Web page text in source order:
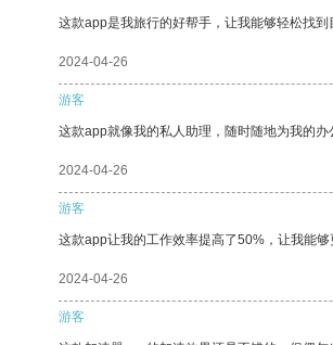
这款app是我旅行的好帮手，让我能够轻松找到
2024-04-26
游客
这款app就像我的私人助理，随时随地为我的
2024-04-26
游客
这款app让我的工作效率提高了50%，让我能
2024-04-26
游客